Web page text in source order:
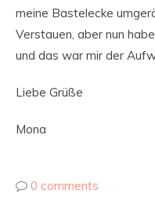
meine Bastelecke
Verstauen, aber nun
und das war mir der
Liebe Grüße
Mona
0 comments